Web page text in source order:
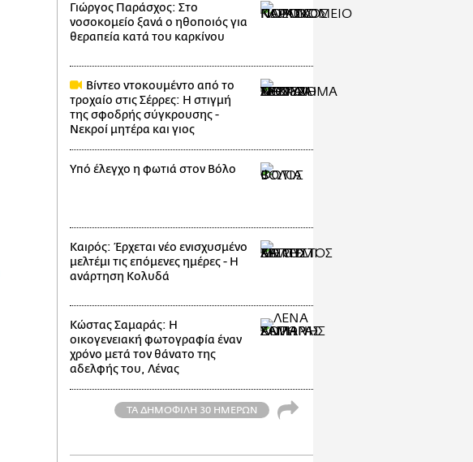
Γιώργος Παράσχος: Στο
νοσοκομείο ξανά ο ηθοποιός για
θεραπεία κατά του καρκίνου
Βίντεο ντοκουμέντο από το
τροχαίο στις Σέρρες: Η στιγμή
της σφοδρής σύγκρουσης -
Νεκροί μητέρα και γιος
Υπό έλεγχο η φωτιά στον Βόλο
Καιρός: Έρχεται νέο ενισχυσμένο
μελτέμι τις επόμενες ημέρες - Η
ανάρτηση Κολυδά
Κώστας Σαμαράς: Η
οικογενειακή φωτογραφία έναν
χρόνο μετά τον θάνατο της
αδελφής του, Λένας
ΤΑ ΔΗΜΟΦΙΛΗ 30 ΗΜΕΡΩΝ